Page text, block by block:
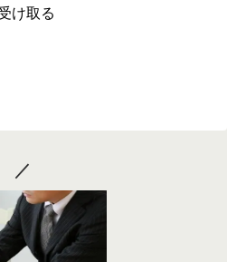
け取る
／